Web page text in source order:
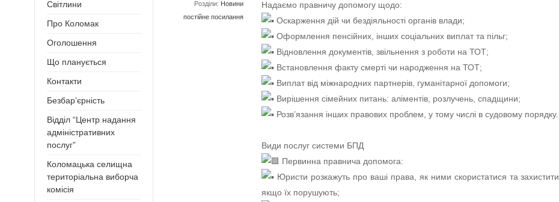
Розділи: Новини
постійне посилання
Надаємо правничу допомогу щодо:
Оскарження дій чи бездіяльності органів влади;
Оформлення пенсійних, інших соціальних виплат та пільг;
Відновлення документів, звільнення з роботи на ТОТ;
Встановлення факту смерті чи народження на ТОТ;
Виплат від міжнародних партнерів, гуманітарної допомоги;
Вирішення сімейних питань: аліментів, розлучень, спадщини;
Розв’язання інших правових проблем, у тому числі в судовому порядку.
Види послуг системи БПД
Первинна правнича допомога:
Юристи розкажуть про ваші права, як ними скористатися та захистити,
якщо їх порушують;
Світлини
Про Коломак
Оголошення
Що планується
Контакти
Безбар’єрність
Відділ “Центр надання
адміністративних
послуг”
Коломацька селищна
територіальна виборча
комісія